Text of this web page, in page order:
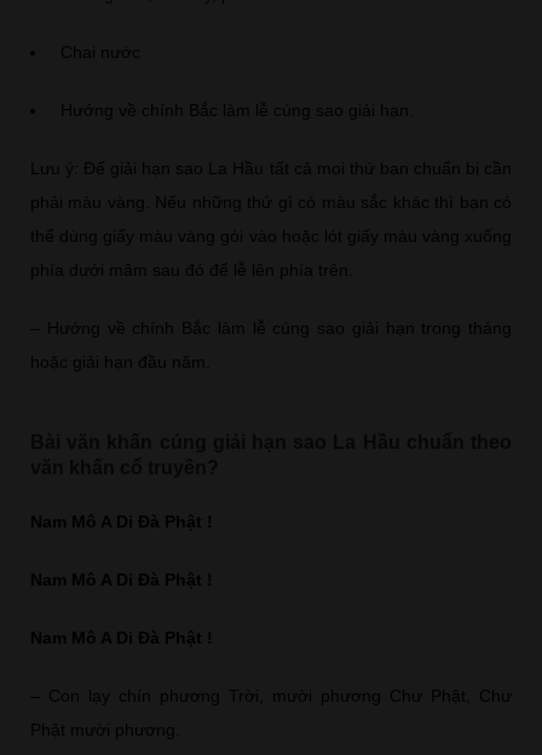
Chai nước
Hướng về chính Bắc làm lễ cúng sao giải hạn.
Lưu ý: Để giải hạn sao La Hầu tất cả mọi thứ bạn chuẩn bị cần
phải màu vàng. Nếu những thứ gì có màu sắc khác thì bạn có
thể dùng giấy màu vàng gói vào hoặc lót giấy màu vàng xuống
phía dưới mâm sau đó để lễ lên phía trên.
– Hướng về chính Bắc làm lễ cúng sao giải hạn trong tháng
hoặc giải hạn đầu năm.
Nam Mô A Di Đà Phật !
Nam Mô A Di Đà Phật !
Nam Mô A Di Đà Phật !
– Con lạy chín phương Trời, mười phương Chư Phật, Chư
Phật mười phương.